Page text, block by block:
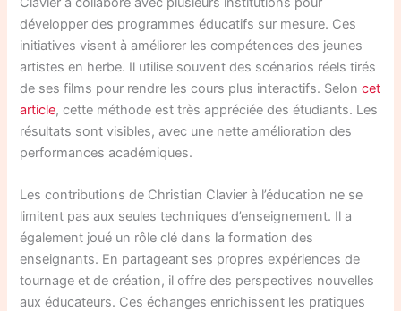
développer des programmes éducatifs sur mesure. Ces
initiatives visent à améliorer les compétences des jeunes
artistes en herbe. Il utilise souvent des scénarios réels tirés
de ses films pour rendre les cours plus interactifs. Seloncet
article, cette méthode est très appréciée des étudiants. Les
résultats sont visibles, avec une nette amélioration des
performances académiques.
Les contributions de Christian Clavier à l’éducation ne se
limitent pas aux seules techniques d’enseignement. Il a
également joué un rôle clé dans la formation des
enseignants. En partageant ses propres expériences de
tournage et de création, il offre des perspectives nouvelles
aux éducateurs. Ces échanges enrichissent les pratiques